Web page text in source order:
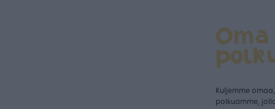
Oma
Kuljemme
polkuamme,